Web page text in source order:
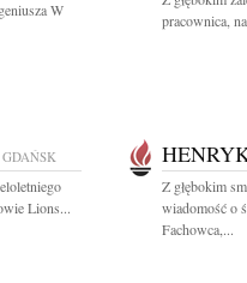
W
pracownica,
GDAŃSK
Lions...
Z głębokim
wiadomość o
Fachowca,...